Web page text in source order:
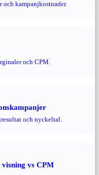
och kampanjkostnader.
och CPM.
och nyckeltal.
vs CPM